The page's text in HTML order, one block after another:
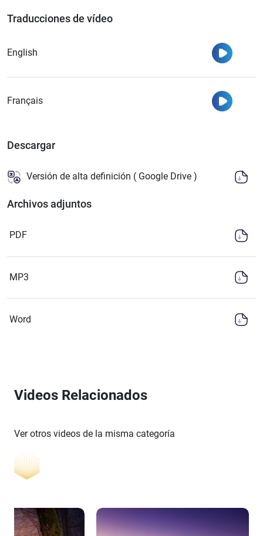
Traducciones de vídeo
English
Français
Descargar
Versión de alta definición ( Google Drive )
Archivos adjuntos
PDF
MP3
Word
Videos Relacionados
Ver otros videos de la misma categoría